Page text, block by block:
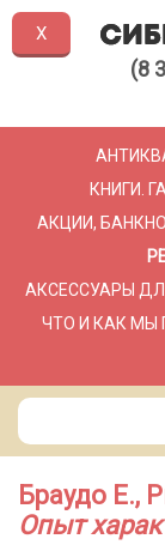
(8
КНИГИ.
АКЦИИ,
АКСЕССУАРЫ
ЧТО И КАК МЫ
Браудо Е.,
Опыт
X